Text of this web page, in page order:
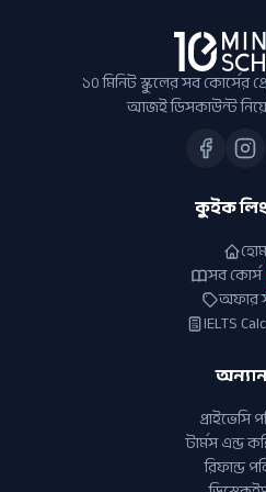
১০ মিনিট স্কুলের সব কোর্সের
আজই ডিসকাউন্ট
কুইক
হোম
সব কোর্স
অফার
IELTS
প্রাইভেসি
টার্মস এন্ড
রিফান্ড